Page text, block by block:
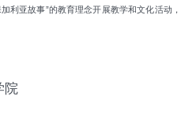
利亚故事”的教育理念开展教学和文化活动，
院